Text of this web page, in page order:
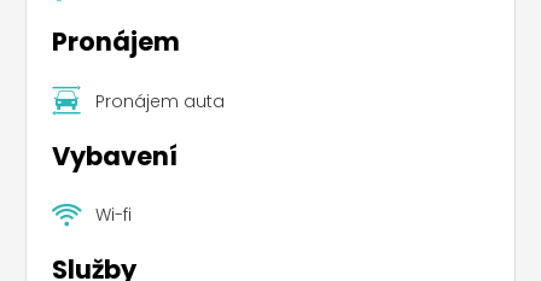
Pronájem
Pronájem auta
Vybavení
Wi-fi
Služby